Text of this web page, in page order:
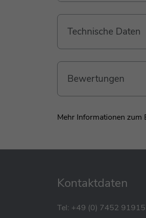
Technische Daten
Bewertungen
Mehr Informationen zum
Kontaktdaten
Tel: +49 (0) 7452